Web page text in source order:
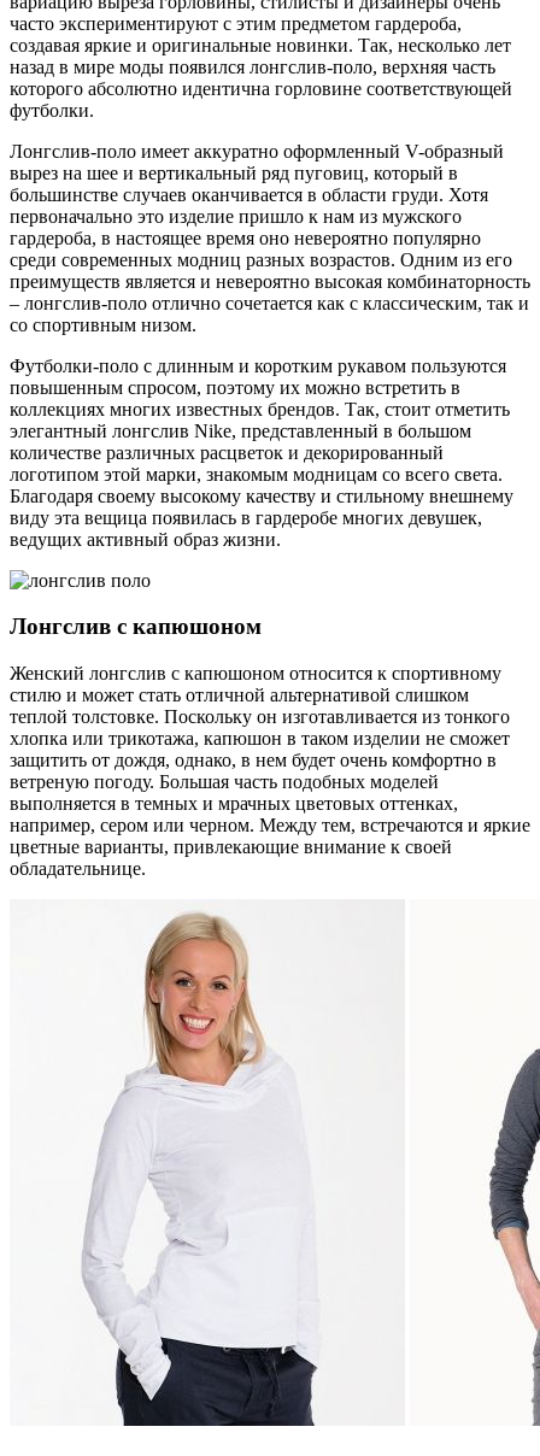
часто экспериментируют с этим предметом гардероба,
создавая яркие и оригинальные новинки. Так, несколько лет
назад в мире моды появился лонгслив-поло, верхняя часть
которого абсолютно идентична горловине соответствующей
футболки.
Лонгслив-поло имеет аккуратно оформленный V-образный
вырез на шее и вертикальный ряд пуговиц, который в
большинстве случаев оканчивается в области груди. Хотя
первоначально это изделие пришло к нам из мужского
гардероба, в настоящее время оно невероятно популярно
среди современных модниц разных возрастов. Одним из его
преимуществ является и невероятно высокая комбинаторность
– лонгслив-поло отлично сочетается как с классическим, так и
со спортивным низом.
Футболки-поло с длинным и коротким рукавом пользуются
повышенным спросом, поэтому их можно встретить в
коллекциях многих известных брендов. Так, стоит отметить
элегантный лонгслив Nike, представленный в большом
количестве различных расцветок и декорированный
логотипом этой марки, знакомым модницам со всего света.
Благодаря своему высокому качеству и стильному внешнему
виду эта вещица появилась в гардеробе многих девушек,
ведущих активный образ жизни.
Лонгслив с капюшоном
Женский лонгслив с капюшоном относится к спортивному
стилю и может стать отличной альтернативой слишком
теплой толстовке. Поскольку он изготавливается из тонкого
хлопка или трикотажа, капюшон в таком изделии не сможет
защитить от дождя, однако, в нем будет очень комфортно в
ветреную погоду. Большая часть подобных моделей
выполняется в темных и мрачных цветовых оттенках,
например, сером или черном. Между тем, встречаются и яркие
цветные варианты, привлекающие внимание к своей
обладательнице.